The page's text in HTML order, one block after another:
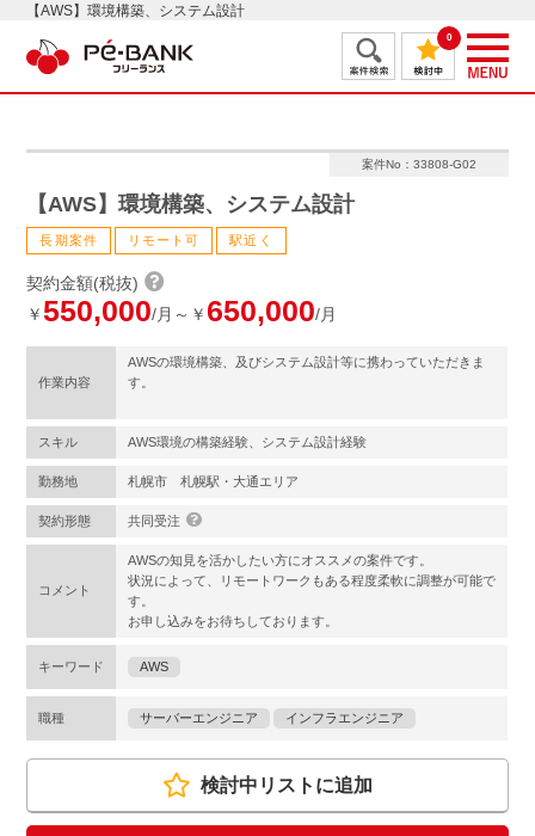
【AWS】環境構築、システム設計
0
案件No：33808-G02
【AWS】環境構築、システム設計
長期案件 リモート可 駅近く
契約金額(税抜)
￥550,000/月～￥ 650,000/月
作業内容
AWSの環境構築、及びシステム設計等に携わっていただきま
す。
スキル AWS環境の構築経験、システム設計経験
勤務地 札幌市 札幌駅・大通エリア
契約形態 共同受注
コメント
AWSの知見を活かしたい方にオススメの案件です。
状況によって、リモートワークもある程度柔軟に調整が可能で
す。
お申し込みをお待ちしております。
キーワード AWS
職種 サーバーエンジニア インフラエンジニア
検討中リストに追加